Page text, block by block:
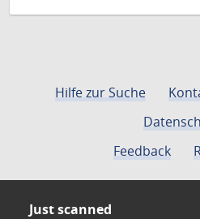
Hilfe zur Suche
Feedback
Just scanned